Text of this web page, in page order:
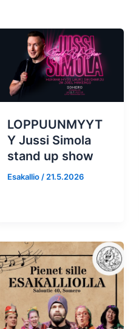
LOPPUUNMYYT
Y Jussi Simola
stand up show
Esakallio / 21.5.2026